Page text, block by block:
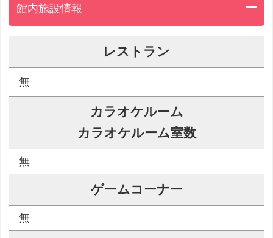
館内施設情報
レストラン
無
カラオケルーム
カラオケルーム室数
無
ゲームコーナー
無